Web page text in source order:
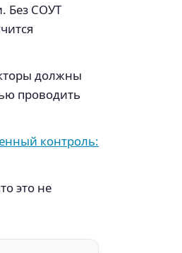
Без СОУТ
должны
проводить
контроль:
это не